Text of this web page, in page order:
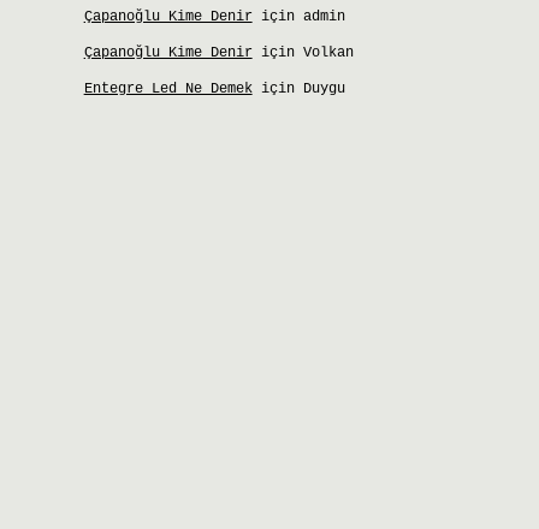
Çapanoğlu Kime Deniriçin admin
Çapanoğlu Kime Deniriçin Volkan
Entegre Led Ne Demekiçin Duygu